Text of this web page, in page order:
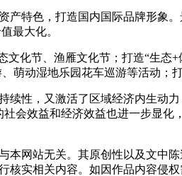
，打造国内国际品牌形象。
最大化。
、渔雁文化节；打造“生态+
动湿地乐园花车巡游等活动；
又激活了区域经济内生动力
会效益和经济效益也进一步显
网站无关。其原创性以及文中
实相关内容。如因作品内容侵